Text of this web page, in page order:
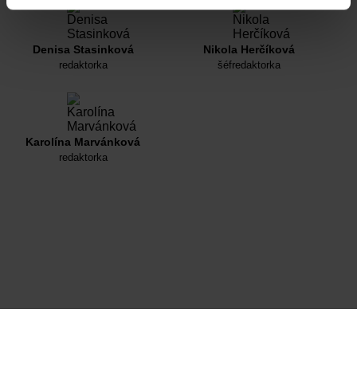
Denisa Stasinková
redaktorka
Nikola Herčíková
šéfredaktorka
Karolína Marvánková
redaktorka